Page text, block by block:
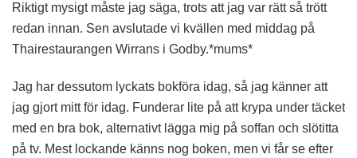
Riktigt mysigt måste jag säga, trots att jag var rätt så trött
redan innan. Sen avslutade vi kvällen med middag på
Thairestaurangen Wirrans i Godby.*mums*
Jag har dessutom lyckats bokföra idag, så jag känner att
jag gjort mitt för idag. Funderar lite på att krypa under täcket
med en bra bok, alternativt lägga mig på soffan och slötitta
på tv. Mest lockande känns nog boken, men vi får se efter